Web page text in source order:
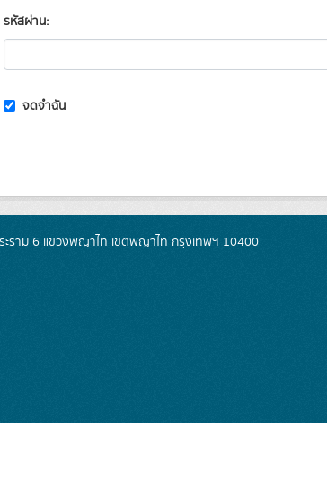
รหัสผ่าน
จดจำฉัน
ราม 6 แขวงพญาไท เขตพญาไท กรุงเทพฯ 10400